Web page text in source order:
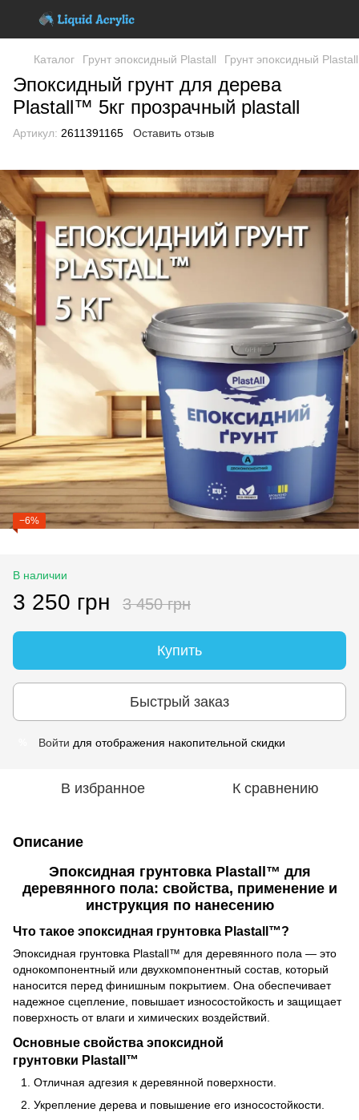
Каталог Грунт эпоксидный Plastall Грунт эпоксидный
Эпоксидный грунт для дерева
Plastall™ 5кг прозрачный plastall
Артикул: 2611391165 Оставить отзыв
−6%
В наличии
3 250 грн 3 450 грн
Купить
Быстрый заказ
Войти для отображения накопительной скидки
В избранное К сравнению
Описание
Эпоксидная грунтовка Plastall™ для
деревянного пола: свойства, применение и
инструкция по нанесению
Что такое эпоксидная грунтовка Plastall™?
Эпоксидная грунтовка Plastall™ для деревянного пола — это
однокомпонентный или двухкомпонентный состав, который
наносится перед финишным покрытием. Она обеспечивает
надежное сцепление, повышает износостойкость и защищает
поверхность от влаги и химических воздействий.
Основные свойства эпоксидной
грунтовки Plastall™
Отличная адгезия к деревянной поверхности.
Укрепление дерева и повышение его износостойкости.